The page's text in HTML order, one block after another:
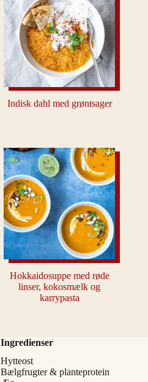
Indisk dahl med grøntsager
Hokkaidosuppe med røde
linser, kokosmælk og
karrypasta
Ingredienser
Hytteost
Bælgfrugter & planteprotein